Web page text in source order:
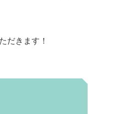
だきます！